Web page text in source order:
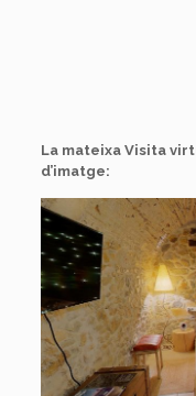
La mateixa Visita
d’imatge: